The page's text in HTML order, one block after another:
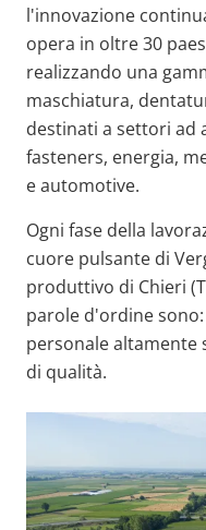
l'innovazione
opera in oltre 30
realizzando una
maschiatura,
destinati a settori ad
fasteners, energia,
e automotive.
Ogni fase della
cuore pulsante di
produttivo di Chieri
parole d'ordine sono:
personale altamente
di qualità.